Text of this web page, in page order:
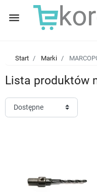
menu
Start Marki
Lista produktów